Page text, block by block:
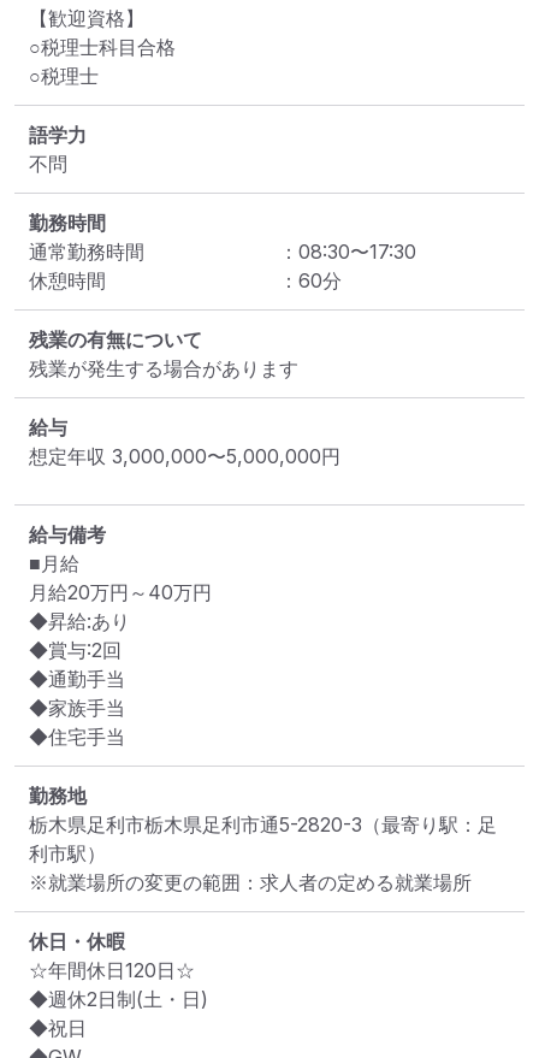
【歓迎資格】
○税理士科目合格
○税理士
語学力
不問
勤務時間
通常勤務時間
： 08:30〜17:30
休憩時間
： 60分
残業の有無について
残業が発生する場合があります
給与
想定年収 3,000,000〜5,000,000円
給与備考
■月給
月給20万円～40万円
◆昇給:あり
◆賞与:2回
◆通勤手当
◆家族手当
◆住宅手当
勤務地
栃木県足利市栃木県足利市通5-2820-3 （最寄り駅：足
利市駅）
※就業場所の変更の範囲：求人者の定める就業場所
休日・休暇
☆年間休日120日☆
◆週休2日制(土・日)
◆祝日